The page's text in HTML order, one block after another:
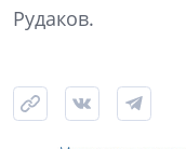
Рудаков.